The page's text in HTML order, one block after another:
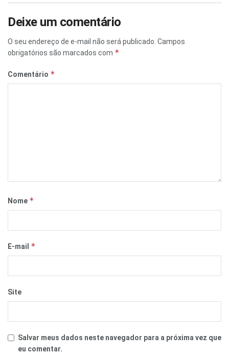
Deixe um comentário
O seu endereço de e-mail não será publicado. Campos
obrigatórios são marcados com *
Comentário *
Nome *
E-mail *
Site
Salvar meus dados neste navegador para a próxima vez que
eu comentar.